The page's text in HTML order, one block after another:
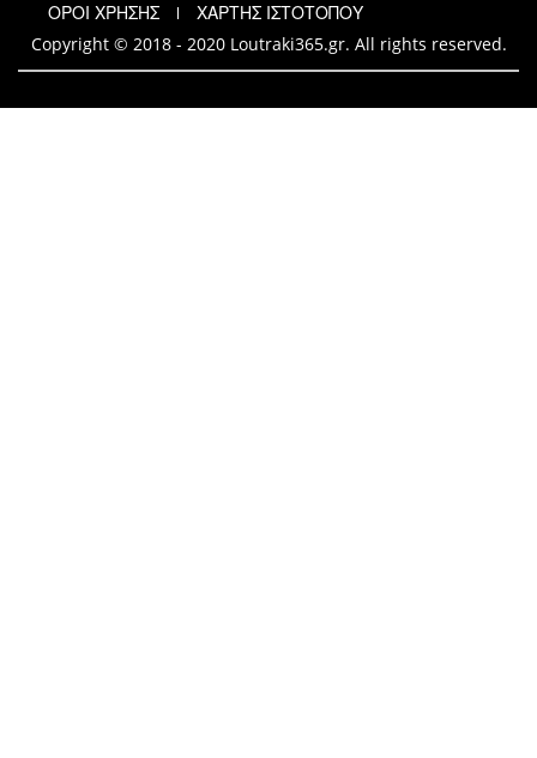
ΟΡΟΙ ΧΡΗΣΗΣ
ΧΑΡΤΗΣ ΙΣΤΟΤΟΠΟΥ
Copyright © 2018 - 2020 Loutraki365.gr. All rights reserved.